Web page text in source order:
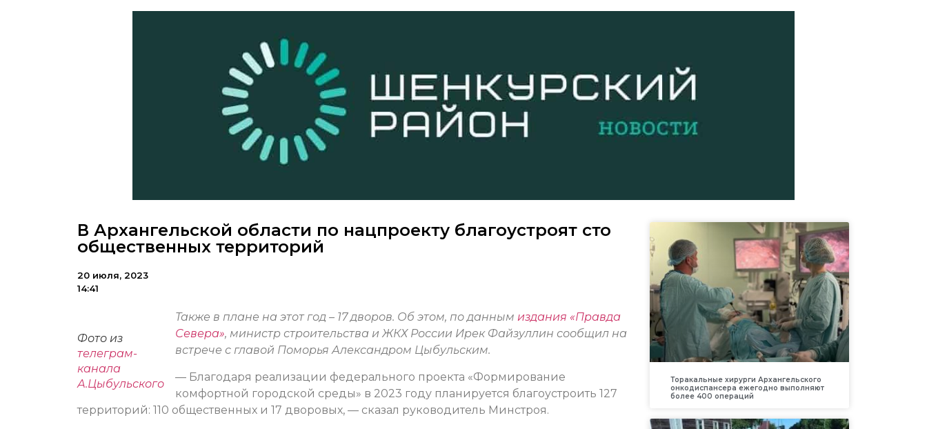
В Архангельской области по нацпроекту благоустроят сто
общественных территорий
20 июля, 2023
14:41
Фото из
телеграм-
канала
А.Цыбульского
Также в плане на этот год – 17 дворов. Об этом, по данным издания «Правда
Севера», министр строительства и ЖКХ России Ирек Файзуллин сообщил на
встрече с главой Поморья Александром Цыбульским.
— Благодаря реализации федерального проекта «Формирование
комфортной городской среды» в 2023 году планируется благоустроить 127
территорий: 110 общественных и 17 дворовых, — сказал руководитель Минстроя.
Торакальные хирурги Архангельского
онкодиспансера ежегодно выполняют
более 400 операций